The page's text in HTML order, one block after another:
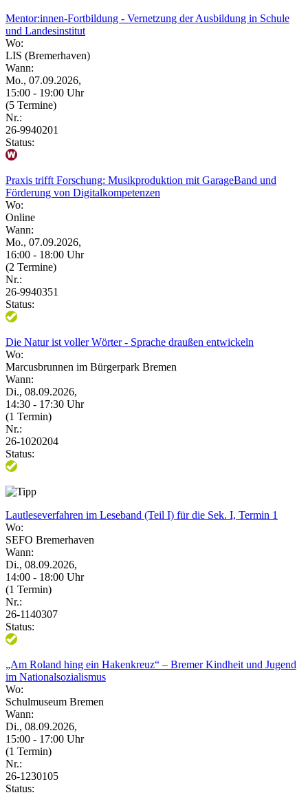
Mentor:innen-Fortbildung - Vernetzung der Ausbildung in Schule
und Landesinstitut
Wo:
LIS (Bremerhaven)
Wann:
Mo., 07.09.2026,
15:00 - 19:00 Uhr
(5 Termine)
Nr.:
26-9940201
Status:
Praxis trifft Forschung: Musikproduktion mit GarageBand und
Förderung von Digitalkompetenzen
Wo:
Online
Wann:
Mo., 07.09.2026,
16:00 - 18:00 Uhr
(2 Termine)
Nr.:
26-9940351
Status:
Die Natur ist voller Wörter - Sprache draußen entwickeln
Wo:
Marcusbrunnen im Bürgerpark Bremen
Wann:
Di., 08.09.2026,
14:30 - 17:30 Uhr
(1 Termin)
Nr.:
26-1020204
Status:
Lautleseverfahren im Leseband (Teil I) für die Sek. I, Termin 1
Wo:
SEFO Bremerhaven
Wann:
Di., 08.09.2026,
14:00 - 18:00 Uhr
(1 Termin)
Nr.:
26-1140307
Status:
„Am Roland hing ein Hakenkreuz“ – Bremer Kindheit und Jugend
im Nationalsozialismus
Wo:
Schulmuseum Bremen
Wann:
Di., 08.09.2026,
15:00 - 17:00 Uhr
(1 Termin)
Nr.:
26-1230105
Status: